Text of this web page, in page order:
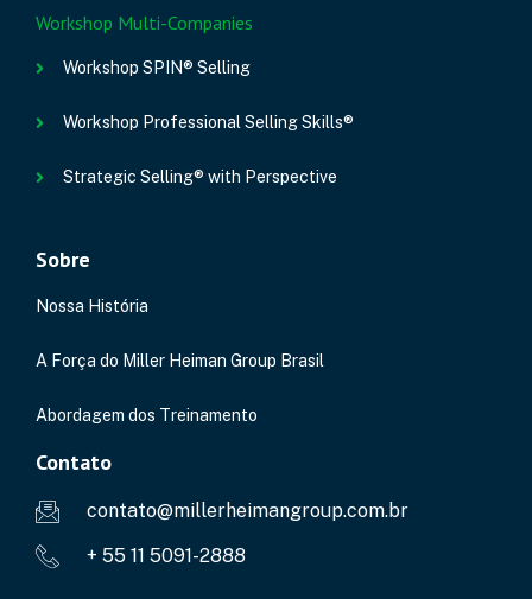
Workshop Multi-Companies
Workshop SPIN® Selling
Workshop Professional Selling Skills®
Strategic Selling® with Perspective
Sobre
Nossa História
A Força do Miller Heiman Group Brasil
Abordagem dos Treinamento
Contato
contato@millerheimangroup.com.br
+ 55 11 5091-2888